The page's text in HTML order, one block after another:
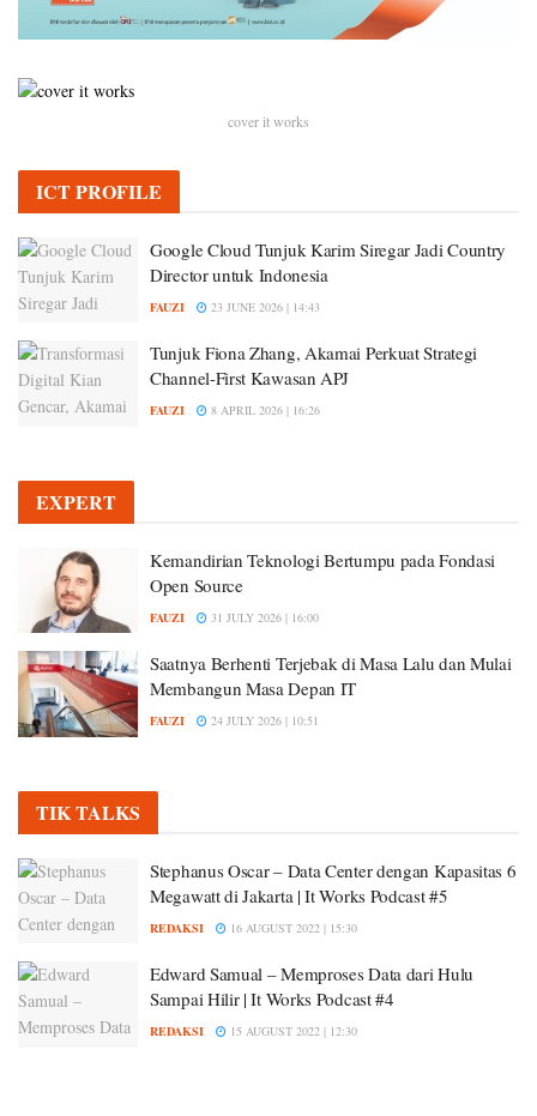
cover it works
ICT PROFILE
Google Cloud Tunjuk Karim Siregar Jadi Country
Director untuk Indonesia
FAUZI 23 JUNE 2026 | 14:43
Tunjuk Fiona Zhang, Akamai Perkuat Strategi
Channel-First Kawasan APJ
FAUZI 8 APRIL 2026 | 16:26
EXPERT
Kemandirian Teknologi Bertumpu pada Fondasi
Open Source
FAUZI 31 JULY 2026 | 16:00
Saatnya Berhenti Terjebak di Masa Lalu dan Mulai
Membangun Masa Depan IT
FAUZI 24 JULY 2026 | 10:51
TIK TALKS
Stephanus Oscar – Data Center dengan Kapasitas 6
Megawatt di Jakarta | It Works Podcast #5
REDAKSI 16 AUGUST 2022 | 15:30
Edward Samual – Memproses Data dari Hulu
Sampai Hilir | It Works Podcast #4
REDAKSI 15 AUGUST 2022 | 12:30